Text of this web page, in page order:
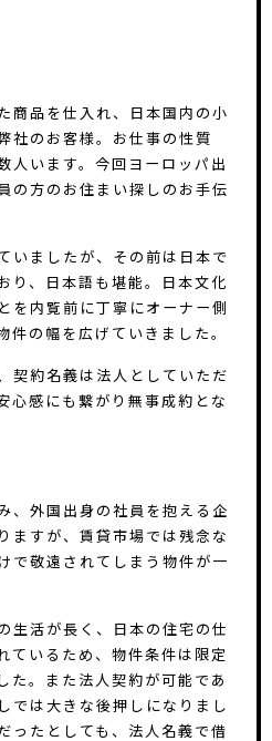
商品を仕入れ、日本国内の小
社のお客様。お仕事の性質
人います。今回ヨーロッパ出
の方のお住まい探しのお手伝
いましたが、その前は日本で
り、日本語も堪能。日本文化
を内覧前に丁寧にオーナー側
件の幅を広げていきました。
契約名義は法人としていただ
心感にも繋がり無事成約とな
、外国出身の社員を抱える企
ますが、賃貸市場では残念な
で敬遠されてしまう物件が一
生活が長く、日本の住宅の仕
ているため、物件条件は限定
た。また法人契約が可能であ
では大きな後押しになりまし
ったとしても、法人名義で借